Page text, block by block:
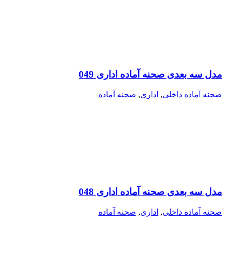
مدل سه بعدی صحنه آماده اداری 049
صحنه آماده داخلی, اداری, صحنه آماده
مدل سه بعدی صحنه آماده اداری 048
صحنه آماده داخلی, اداری, صحنه آماده